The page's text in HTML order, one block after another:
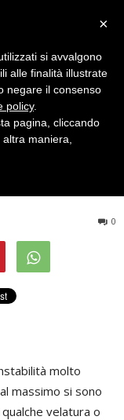
del
0
molto
massimo si sono
velatura o
×
si avvalgono
alle finalità illustrate
negare il consenso
policy.
pagina, cliccando
maniera,